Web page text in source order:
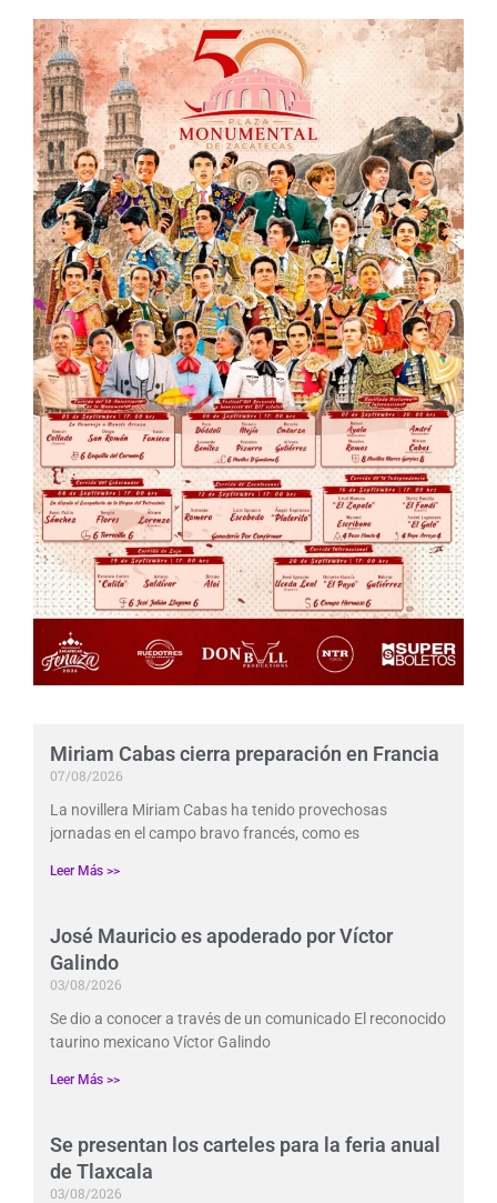
Miriam Cabas cierra preparación en Francia
07/08/2026
La novillera Miriam Cabas ha tenido provechosas
jornadas en el campo bravo francés, como es
Leer Más >>
José Mauricio es apoderado por Víctor
Galindo
03/08/2026
Se dio a conocer a través de un comunicado El reconocido
taurino mexicano Víctor Galindo
Leer Más >>
Se presentan los carteles para la feria anual
de Tlaxcala
03/08/2026